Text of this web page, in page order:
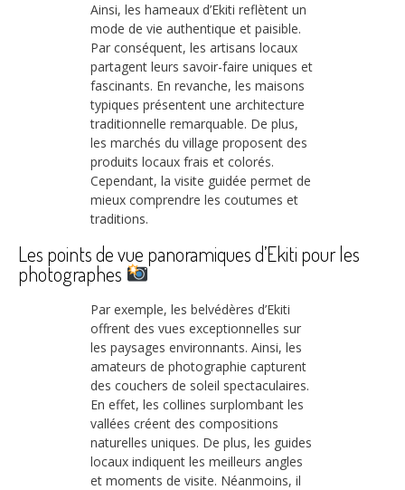
Ainsi, les hameaux d’Ekiti reflètent un
mode de vie authentique et paisible.
Par conséquent, les artisans locaux
partagent leurs savoir-faire uniques et
fascinants. En revanche, les maisons
typiques présentent une architecture
traditionnelle remarquable. De plus,
les marchés du village proposent des
produits locaux frais et colorés.
Cependant, la visite guidée permet de
mieux comprendre les coutumes et
traditions.
Les points de vue panoramiques d’Ekiti pour les
photographes
Par exemple, les belvédères d’Ekiti
offrent des vues exceptionnelles sur
les paysages environnants. Ainsi, les
amateurs de photographie capturent
des couchers de soleil spectaculaires.
En effet, les collines surplombant les
vallées créent des compositions
naturelles uniques. De plus, les guides
locaux indiquent les meilleurs angles
et moments de visite. Néanmoins, il